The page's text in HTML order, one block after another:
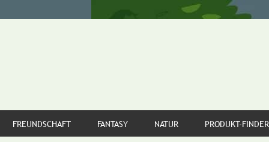
FREUNDSCHAFT FANTASY NATUR PRODUKT-FINDER